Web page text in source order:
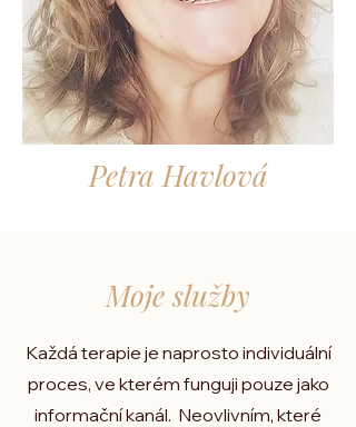
Petra Havlová
Moje služby
Každá terapie je naprosto individuální
proces, ve kterém funguji pouze jako
informační kanál. Neovlivním, které